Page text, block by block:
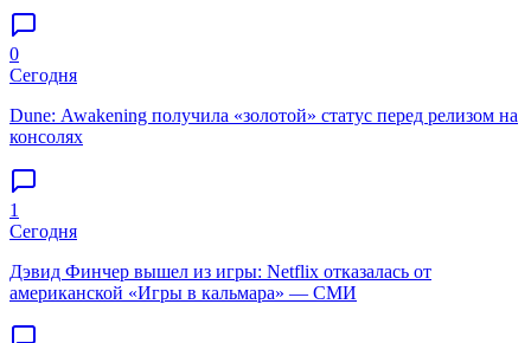
0
Сегодня
Dune: Awakening получила «золотой» статус перед релизом на
консолях
1
Сегодня
Дэвид Финчер вышел из игры: Netflix отказалась от
американской «Игры в кальмара» — СМИ